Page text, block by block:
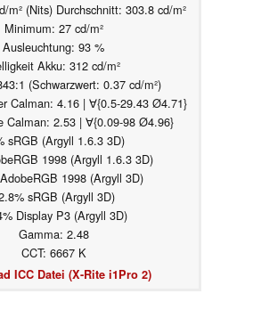
m² (Nits) Durchschnitt: 303.8 cd/m²
Minimum: 27 cd/m²
Ausleuchtung: 93 %
Akku: 312 cd/m²
(Schwarzwert: 0.37 cd/m²)
Calman: 4.16 | ∀{0.5-29.43 Ø4.71}
Calman: 2.53 | ∀{0.09-98 Ø4.96}
sRGB (Argyll 1.6.3 3D)
1998 (Argyll 1.6.3 3D)
1998 (Argyll 3D)
sRGB (Argyll 3D)
Display P3 (Argyll 3D)
Gamma: 2.48
CCT: 6667 K
ICC Datei (X-Rite i1Pro 2)